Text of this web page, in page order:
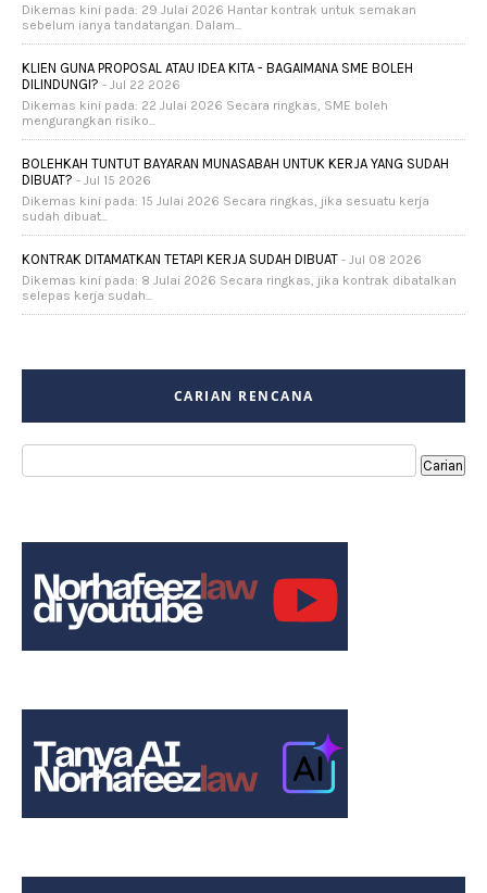
Dikemas kini pada: 29 Julai 2026 Hantar kontrak untuk semakan
sebelum ianya tandatangan. Dalam...
KLIEN GUNA PROPOSAL ATAU IDEA KITA - BAGAIMANA SME BOLEH
DILINDUNGI? - Jul 22 2026
Dikemas kini pada: 22 Julai 2026 Secara ringkas, SME boleh
mengurangkan risiko...
BOLEHKAH TUNTUT BAYARAN MUNASABAH UNTUK KERJA YANG SUDAH
DIBUAT? - Jul 15 2026
Dikemas kini pada: 15 Julai 2026 Secara ringkas, jika sesuatu kerja
sudah dibuat...
KONTRAK DITAMATKAN TETAPI KERJA SUDAH DIBUAT - Jul 08 2026
Dikemas kini pada: 8 Julai 2026 Secara ringkas, jika kontrak dibatalkan
selepas kerja sudah...
CARIAN RENCANA